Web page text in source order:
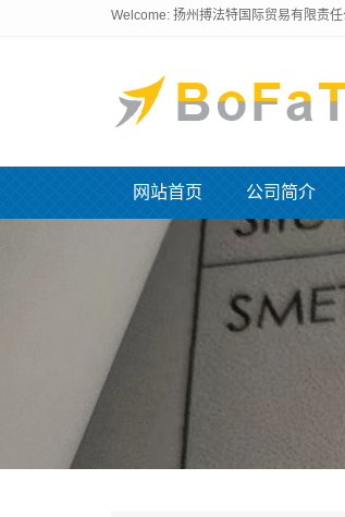
Welcome: 扬州搏法特国际贸易有限责任
网站首页 公司简介